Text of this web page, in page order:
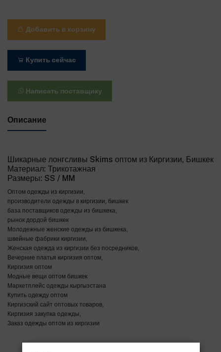
Добавить в корзину
Купить сейчас
Написать поставщику
Описание
Шикарные лонгсливы Skims оптом из Киргизии, Бишкек
Материал: Трикотажная
Размеры: SS / MM
Оптом одежды из киргизии,
производители одежды в киргизии, бишкек
база поставщиков одежды из бишкека,
рынок дордой бишкек
Молодежные женские одежды из бишкека,
швейные фабрики киргизии,
Женская одежда из киргизии без посредников,
Вечерние платья киргизия оптом,
Киргизия оптом
Модные вещи оптом бишкек
Маркетплейс одежды кыргызстана
Купить одежду оптом
Киргизский сайт оптовых товаров,
Киргизия закупка одежды,
Заказ одежды оптом из киргизии